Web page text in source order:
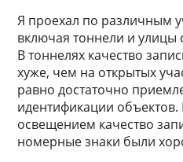
Я проехал по различным
включая тоннели и
В тоннелях качество
хуже, чем на открытых
равно достаточно
идентификации
освещением качество
номерные знаки были